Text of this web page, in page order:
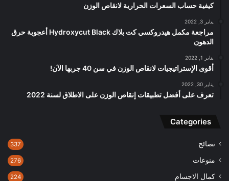
كيفية حساب السعرات الحرارية لانقاص الوزن
يناير 3, 2022
مراجعة مكمل هيدروكسي كت بلاك Hydroxycut Black أعجوبة حرق
الدهون
يناير 1, 2022
أقوى الإستراتيجيات لانقاص الوزن في سن 40 جربها الآن!
يناير 30, 2022
تعرف على أفضل تطبيقات إنقاص الوزن على الاطلاق لسنة 2022
Categories
نصائح 337
منوعات 276
كمال الاجسام 224